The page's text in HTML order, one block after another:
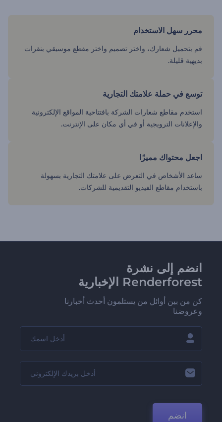
محرر سهل الاستخدام
قم بتحميل شعارك، واختر تصميم واختر مقطع موسيقي بنقرات
بديهية قليلة.
توسع في حملة علامتك التجارية
استخدم مقاطع شعارات الشركة بافتتاحية المواقع الإلكترونية
والإعلانات الترويجية أو في أي مكان على الإنترنت.
اجعل محتواك مميزًا
ساعد الأشخاص في التعرض على علامتك التجارية بسهولة
باستخدام مقاطع الفيديو التقديمية للشركات.
انضم إلى نشرة
Renderforest الإخبارية
كن من بين أوائل من يستلمون أحدث أخبارنا
وعروضنا
انضم